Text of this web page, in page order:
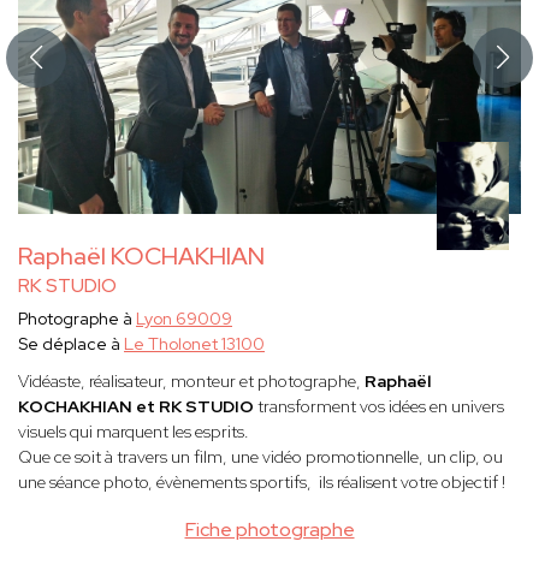
Raphaël KOCHAKHIAN
RK STUDIO
Fiche photographe
Photographe à Lyon 69009
Se déplace à Le Tholonet 13100
Vidéaste, réalisateur, monteur et photographe, Raphaël
KOCHAKHIAN et RK STUDIO transforment vos idées en univers
visuels qui marquent les esprits.
Que ce soit à travers un film, une vidéo promotionnelle, un clip, ou
une séance photo, évènements sportifs, ils réalisent votre objectif !